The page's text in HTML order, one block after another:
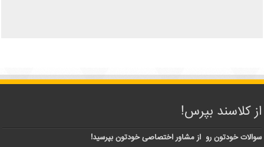
از کلاسند بپرس!
سوالات خودتون رو از مشاور اختصاصی خودتون بپرسید!